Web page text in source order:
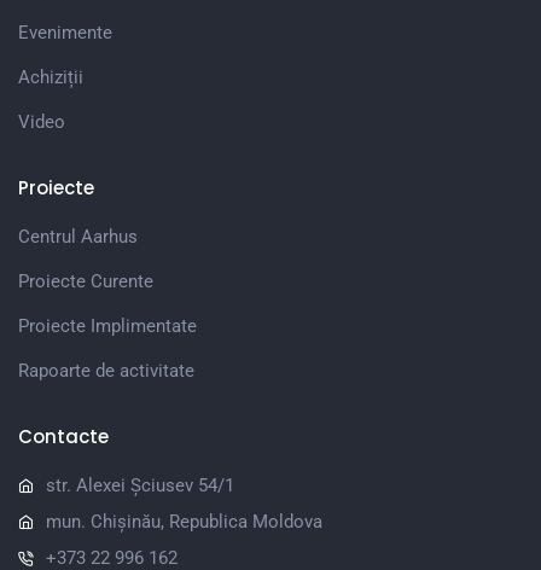
Evenimente
Achiziții
Video
Proiecte
Centrul Aarhus
Proiecte Curente
Proiecte Implimentate
Rapoarte de activitate
Contacte
str. Alexei Șciusev 54/1
mun. Chișinău, Republica Moldova
+373 22 996 162